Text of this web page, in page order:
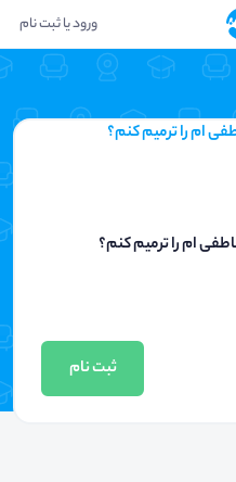
ورود یا ثبت نام
ام را ترمیم کنم؟
ثبت نام